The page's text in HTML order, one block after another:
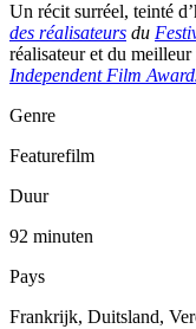
Un récit surréel, teinté
des réalisateurs du
réalisateur et du
Independent Film
Genre
Featurefilm
Duur
92 minuten
Pays
Frankrijk, Duitsland,